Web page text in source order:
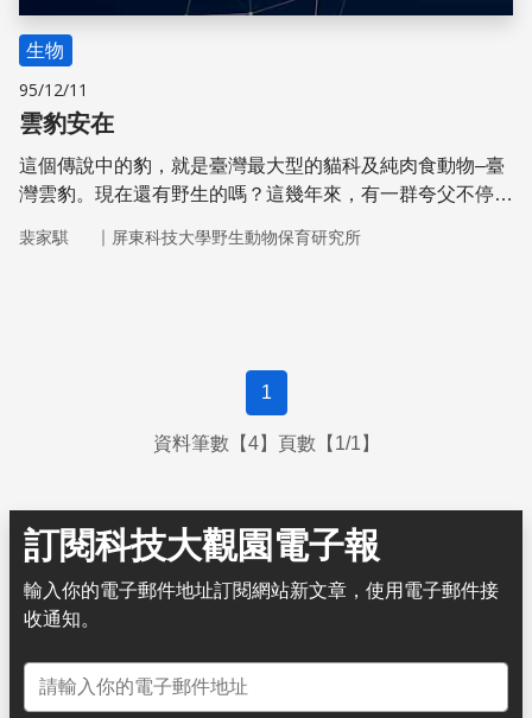
生物
95/12/11
雲豹安在
這個傳說中的豹，就是臺灣最大型的貓科及純肉食動物–臺
灣雲豹。現在還有野生的嗎？這幾年來，有一群夸父不停地
裴家騏 ｜ 屏東科技大學野生動物保育研究所
1
資料筆數【4】頁數【1/1】
訂閱科技大觀園電子報
輸入你的電子郵件地址訂閱網站新文章，使用電子郵件接
收通知。
電子郵件地址